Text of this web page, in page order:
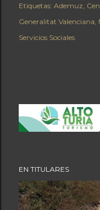
Etiquetas: Ademuz
Generalitat Valenciana
Servicios Sociales
EN TITULARES